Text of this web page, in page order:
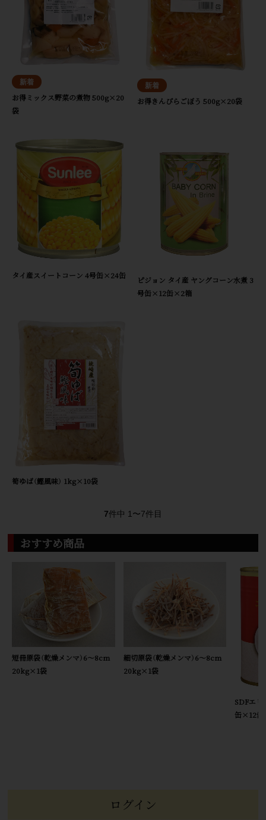
お得ミックス野菜の煮物 500g×20
袋
お得きんぴらごぼう 500g×20袋
タイ産スイートコーン 4号缶×24缶
ピジョン タイ産 ヤングコーン水煮 3
号缶×12缶×2箱
筍ゆば（鰹風味） 1kg×10袋
7件中 1〜7件目
おすすめ商品
短冊原袋（乾燥メンマ）6～8cm
20kg×1袋
細切原袋（乾燥メンマ）6～8cm
20kg×1袋
SDFエリ
缶×12
ログイン